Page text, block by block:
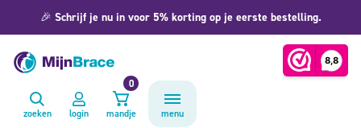
🎉 Schrijf je nu in voor 5% korting op je eerste bestelling.
zoeken login mandje
0
menu